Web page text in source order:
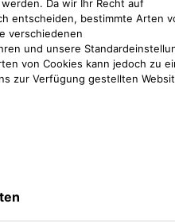
Da wir Ihr Recht auf
entscheiden, bestimmte Arten
verschiedenen
und unsere
von Cookies kann jedoch zu
zur Verfügung gestellten